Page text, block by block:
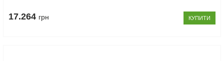
17.264 грн КУПИТИ